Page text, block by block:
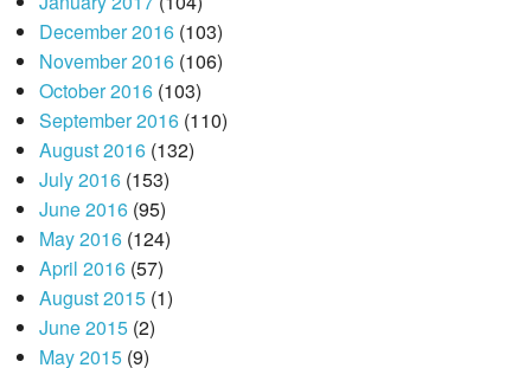
December 2016(103)
November 2016(106)
October 2016(103)
September 2016(110)
August 2016(132)
July 2016(153)
June 2016(95)
May 2016(124)
April 2016(57)
August 2015(1)
June 2015(2)
May 2015(9)